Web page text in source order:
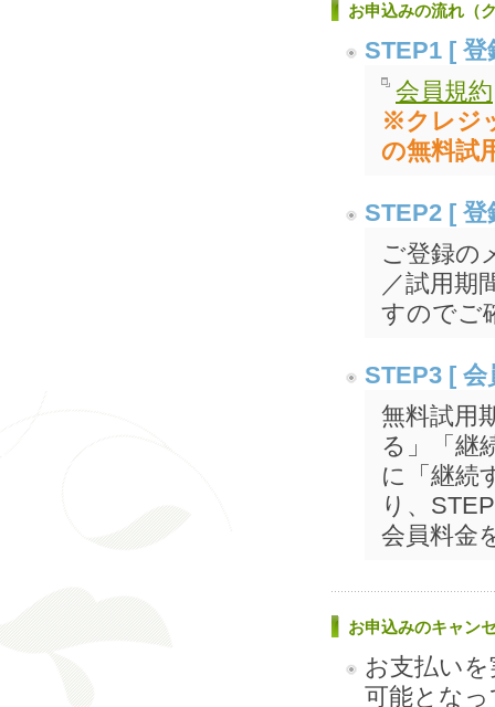
お申込みの流れ（
STEP1 [
会員規約
※クレジ
の無料試
STEP2 [
ご登録の
／試用期
すのでご
STEP3 [
無料試用
る」「継
に「継続
り、
会員料金
お申込みのキャン
お支払い
可能とな